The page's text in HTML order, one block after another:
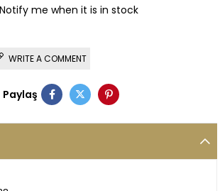
Notify me when it is in stock
WRITE A COMMENT
Paylaş